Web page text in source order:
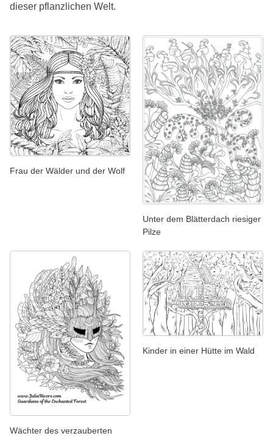
dieser pflanzlichen Welt.
Frau der Wälder und der Wolf
Unter dem Blätterdach riesiger
Pilze
Wächter des verzauberten
Kinder in einer Hütte im Wald